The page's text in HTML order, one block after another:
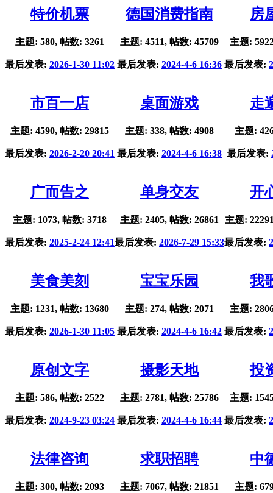
特价机票
主题: 580, 帖数: 3261
最后发表: 2026-1-30 11:02
德国消费指南
主题: 4511, 帖数: 45709
最后发表: 2024-4-6 16:36
房
主题:
最后发表:
市百一店
主题: 4590, 帖数: 29815
最后发表: 2026-2-20 20:41
桌面游戏
主题: 338, 帖数: 4908
最后发表: 2024-4-6 16:38
走
主题:
最后发表:
广而告之
主题: 1073, 帖数: 3718
最后发表: 2025-2-24 12:41
单身交友
主题: 2405, 帖数: 26861
最后发表: 2026-7-29 15:33
开
主题:
最后发表:
美食美刻
主题: 1231, 帖数: 13680
最后发表: 2026-1-30 11:05
宝宝乐园
主题: 274, 帖数: 2071
最后发表: 2024-4-6 16:42
我
主题:
最后发表:
原创文字
主题: 586, 帖数: 2522
最后发表: 2024-9-23 03:24
摄影天地
主题: 2781, 帖数: 25786
最后发表: 2024-4-6 16:44
投
主题:
最后发表:
法律咨询
主题: 300, 帖数: 2093
求职招聘
主题: 7067, 帖数: 21851
中
主题: